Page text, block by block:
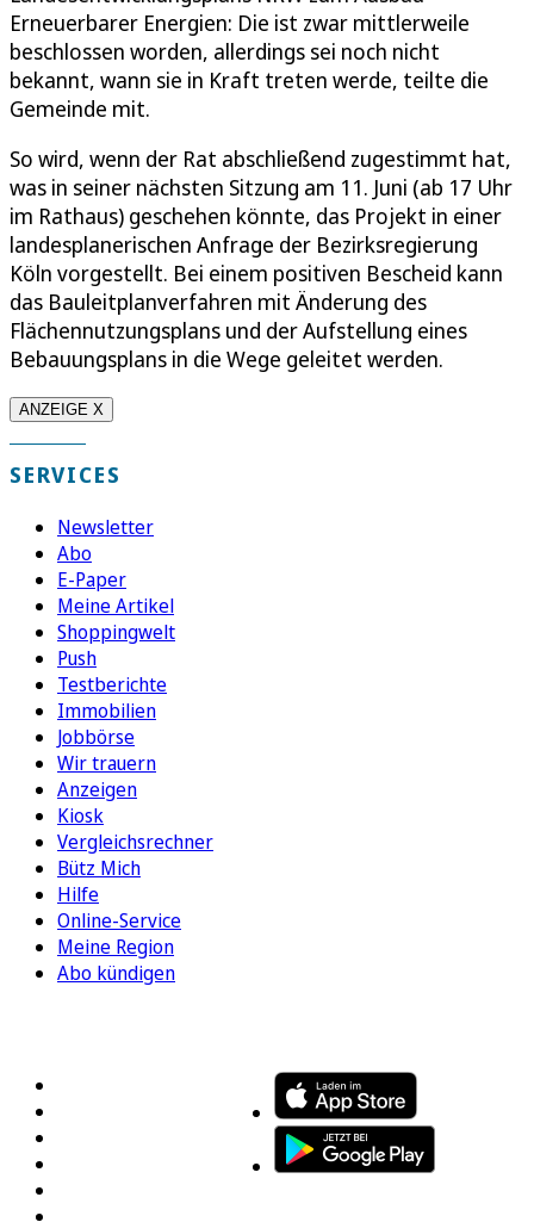
Erneuerbarer Energien: Die ist zwar mittlerweile
beschlossen worden, allerdings sei noch nicht
bekannt, wann sie in Kraft treten werde, teilte die
Gemeinde mit.
So wird, wenn der Rat abschließend zugestimmt hat,
was in seiner nächsten Sitzung am 11. Juni (ab 17 Uhr
im Rathaus) geschehen könnte, das Projekt in einer
landesplanerischen Anfrage der Bezirksregierung
Köln vorgestellt. Bei einem positiven Bescheid kann
das Bauleitplanverfahren mit Änderung des
Flächennutzungsplans und der Aufstellung eines
Bebauungsplans in die Wege geleitet werden.
ANZEIGE X
SERVICES
Newsletter
Abo
E-Paper
Meine Artikel
Shoppingwelt
Push
Testberichte
Immobilien
Jobbörse
Wir trauern
Anzeigen
Kiosk
Vergleichsrechner
Bütz Mich
Hilfe
Online-Service
Meine Region
Abo kündigen